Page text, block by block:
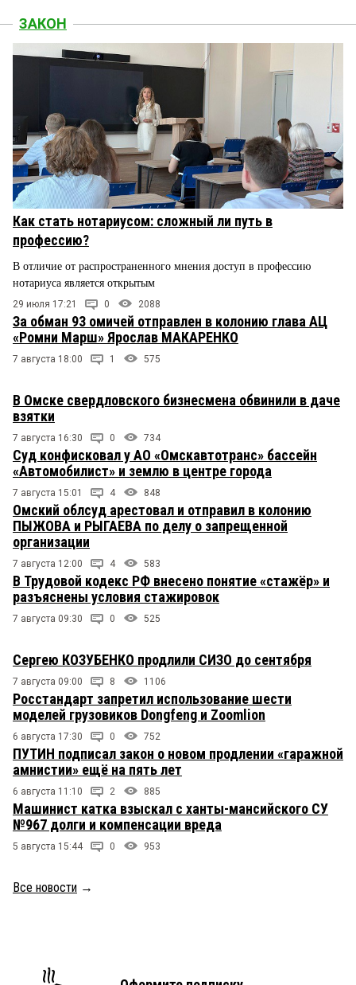
ЗАКОН
Как стать нотариусом: сложный ли путь в
профессию?
В отличие от распространенного мнения доступ в профессию
нотариуса является открытым
29 июля 17:21 0 2088
За обман 93 омичей отправлен в колонию глава АЦ
«Ромни Марш» Ярослав МАКАРЕНКО
7 августа 18:00 1 575
В Омске свердловского бизнесмена обвинили в даче
взятки
7 августа 16:30 0 734
Суд конфисковал у АО «Омскавтотранс» бассейн
«Автомобилист» и землю в центре города
7 августа 15:01 4 848
Омский облсуд арестовал и отправил в колонию
ПЫЖОВА и РЫГАЕВА по делу о запрещенной
организации
7 августа 12:00 4 583
В Трудовой кодекс РФ внесено понятие «стажёр» и
разъяснены условия стажировок
7 августа 09:30 0 525
Сергею КОЗУБЕНКО продлили СИЗО до сентября
7 августа 09:00 8 1106
Росстандарт запретил использование шести
моделей грузовиков Dongfeng и Zoomlion
6 августа 17:30 0 752
ПУТИН подписал закон о новом продлении «гаражной
амнистии» ещё на пять лет
6 августа 11:10 2 885
Машинист катка взыскал с ханты-мансийского СУ
№967 долги и компенсации вреда
5 августа 15:44 0 953
Все новости →